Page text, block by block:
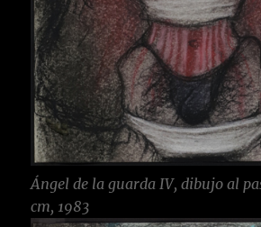
Ángel de la guarda IV, dibujo al
cm, 1983